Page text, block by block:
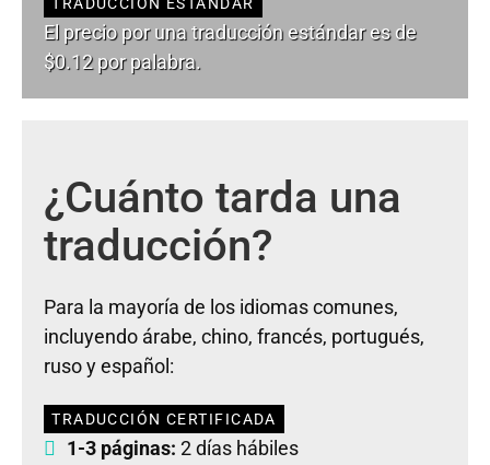
El precio por una traducción estándar es de
$0.12 por palabra.
¿Cuánto tarda una
traducción?
Para la mayoría de los idiomas comunes,
incluyendo árabe, chino, francés, portugués,
ruso y español:
TRADUCCIÓN CERTIFICADA
1-3 páginas: 2 días hábiles